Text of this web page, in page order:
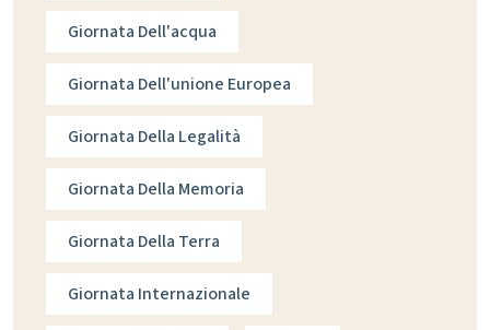
Giornata Dell'acqua
Giornata Dell'unione Europea
Giornata Della Legalità
Giornata Della Memoria
Giornata Della Terra
Giornata Internazionale